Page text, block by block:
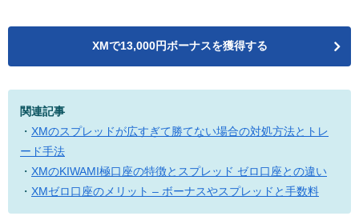
XMで13,000円ボーナスを獲得する
関連記事
・ XMのスプレッドが広すぎて勝てない場合の対処方法とトレ
ード手法
・ XMのKIWAMI極口座の特徴とスプレッド ゼロ口座との違い
・ XMゼロ口座のメリット – ボーナスやスプレッドと手数料